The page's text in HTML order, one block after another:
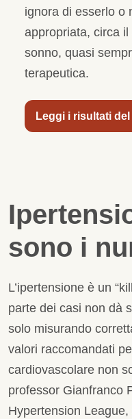
ignora di esserlo o
appropriata, circa
sonno, quasi
terapeutica.
Leggi i risultati
sono i
L’ipertensione è un
parte dei casi non dà
solo misurando
valori raccomandati
cardiovascolare non
professor Gianfranco
Hypertension